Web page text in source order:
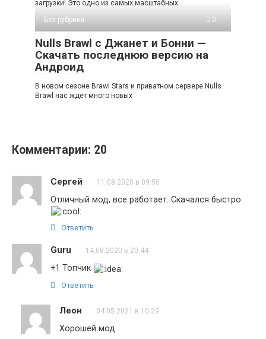
загрузки! Это одно из самых масштабных
Без рубрики
0
Nulls Brawl с Джанет и Бонни —
Скачать последнюю версию на
Андроид
В новом сезоне Brawl Stars и приватном сервере Nulls
Brawl нас ждет много новых
Комментарии: 20
Сергей 11.08.2020 в 09:50
Отличный мод, все работает. Скачался быстро
Ответить
Guru 14.08.2020 в 20:44
+1 Топчик
Ответить
Леон 04.05.2021 в 10:29
Хорошей мод